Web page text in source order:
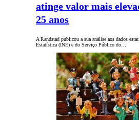
atinge valor mais
25 anos
A Randstad publicou a sua análise aos dados
Estatística (INE) e do Serviço Público do…